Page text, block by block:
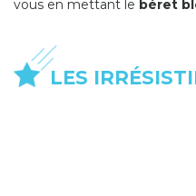
vous en mettant le béret
LES